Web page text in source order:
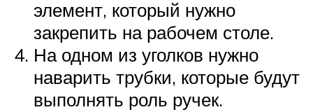
элемент, который нужно
закрепить на рабочем столе.
На одном из уголков нужно
наварить трубки, которые будут
выполнять роль ручек.